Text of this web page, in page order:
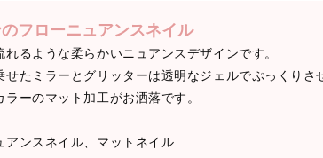
フローニュアンスネイル
れるような柔らかいニュアンスデザインです。
せたミラーとグリッターは透明なジェルでぷっくりさ
ーのマット加工がお洒落です。
アンスネイル、マットネイル